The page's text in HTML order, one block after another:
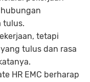
tulus.
tetapi
tulus dan rasa
HR EMC berharap